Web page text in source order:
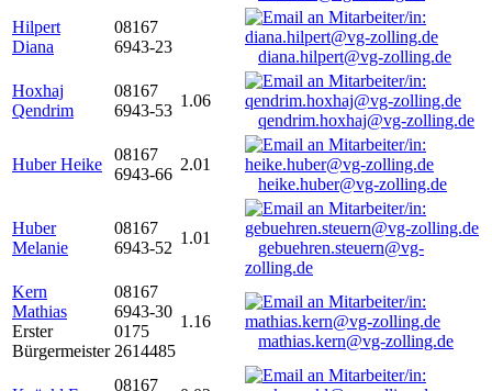
Hilpert
Diana
08167
6943-23
diana.hilpert@vg-zolling.de
Hoxhaj
Qendrim
08167
6943-53
1.06
qendrim.hoxhaj@vg-zolling.de
Huber Heike
08167
6943-66
2.01
heike.huber@vg-zolling.de
Huber
Melanie
08167
6943-52
1.01
gebuehren.steuern@vg-
zolling.de
Kern
Mathias
Erster
Bürgermeister
08167
6943-30
0175
2614485
1.16
mathias.kern@vg-zolling.de
08167